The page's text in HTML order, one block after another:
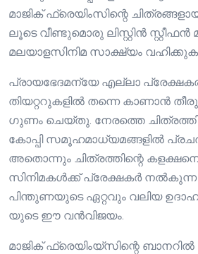
മാജിക് ഫ്രെയിംസിന്റെ
ലൂടെ വീണ്ടുമൊരു ലിസ്റ്റിൻ സ്റ്റീഫൻ
മലയാളസിനിമ സാക്ഷ്യം
പ്രായഭേദമന്യേ എല്ലാ
തിയറ്ററുകളിൽ തന്നെ കാണാൻ
ഗുണം ചെയ്തു. നേരത്തെ
കോപ്പി സമൂഹമാധ്യമങ്ങളിൽ
അതൊന്നും ചിത്രത്തിന്റെ കളക്ഷനെ
സിനിമകൾക്ക് പ്രേക്ഷകർ
പിന്തുണയുടെ ഏറ്റവും വലിയ
യുടെ ഈ വൻവിജയം.
മാജിക് ഫ്രെയിംയ്സിന്റെ ബാനറിൽ